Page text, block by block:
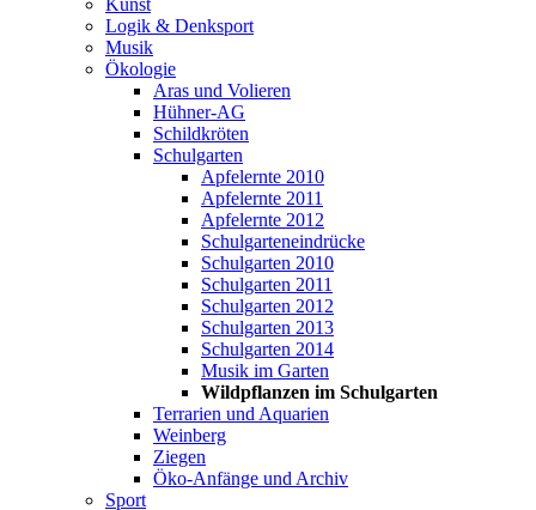
Kunst
Logik & Denksport
Musik
Ökologie
Aras und Volieren
Hühner-AG
Schildkröten
Schulgarten
Apfelernte 2010
Apfelernte 2011
Apfelernte 2012
Schulgarteneindrücke
Schulgarten 2010
Schulgarten 2011
Schulgarten 2012
Schulgarten 2013
Schulgarten 2014
Musik im Garten
Wildpflanzen im Schulgarten
Terrarien und Aquarien
Weinberg
Ziegen
Öko-Anfänge und Archiv
Sport